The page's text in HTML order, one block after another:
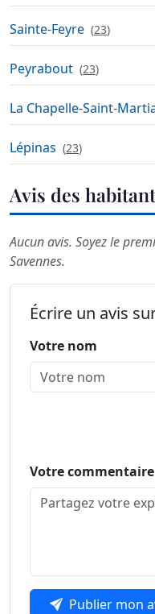
Sainte-Feyre (23)
Peyrabout (23)
La Chapelle-Saint-
Lépinas (23)
Avis des
Aucun avis. Soyez le
Savennes.
Écrire un avis
Votre nom
Votre commentaire
Publier mon